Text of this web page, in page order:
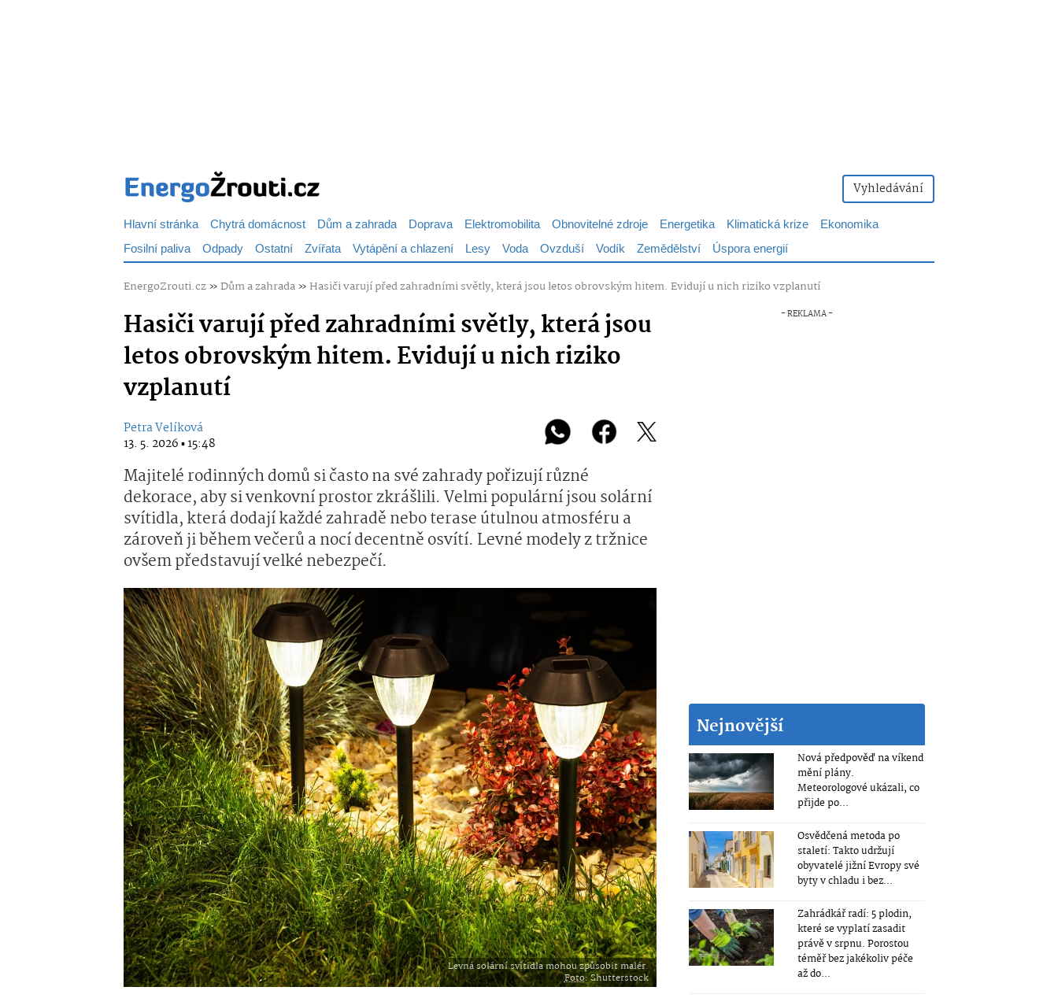
Vyhledávání
Hlavní stránka Chytrá domácnost Dům a zahrada Doprava Elektromobilita Obnovitelné zdroje Energetika Klimatická krize
Ekonomika
Fosilní paliva Odpady Ostatní Zvířata Vytápění a chlazení Lesy Voda Ovzduší Vodík Zemědělství Úspora energií
EnergoZrouti.cz»Dům a zahrada» Hasiči varují před zahradními světly, která jsou letos obrovským hitem. Evidují u nich riziko vzplanutí
Hasiči varují před zahradními světly, která jsou
letos obrovským hitem. Evidují u nich riziko
vzplanutí
Petra Velíková
13. 5. 2026 ▪ 15:48
Majitelé rodinných domů si často na své zahrady pořizují různé
dekorace, aby si venkovní prostor zkrášlili. Velmi populární jsou solární
svítidla, která dodají každé zahradě nebo terase útulnou atmosféru a
zároveň ji během večerů a nocí decentně osvítí. Levné modely z tržnice
ovšem představují velké nebezpečí.
Levná solární svítidla mohou způsobit malér.
Foto: Shutterstock
Nejnovější
Nová předpověď na víkend
mění plány.
Meteorologové ukázali, co
přijde po...
Osvědčená metoda po
staletí: Takto udržují
obyvatelé jižní Evropy své
byty v chladu i bez...
Zahrádkář radí: 5 plodin,
které se vyplatí zasadit
právě v srpnu. Porostou
téměř bez jakékoliv péče
až do...